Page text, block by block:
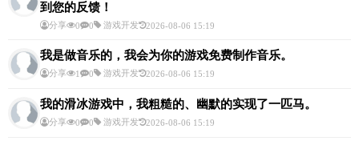
到您的反馈！
分享 0 0 游戏开发 2026-08-06 15:19
我是做音乐的，我会为你的游戏免费制作音乐。
分享 1 0 游戏开发 2026-08-06 15:19
我的滑冰游戏中，我粗糙的、幽默的实现了一匹马。
分享 0 0 游戏开发 2026-08-06 15:19